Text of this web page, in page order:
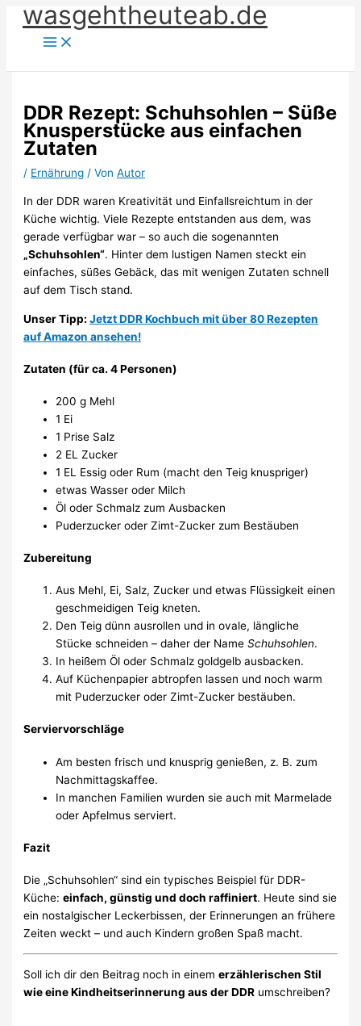
Zum
Inhalt
springen
wasgehtheuteab.de
DDR Rezept: Schuhsohlen – Süße
Knusperstücke aus einfachen
Zutaten
/ Ernährung / VonAutor
In der DDR waren Kreativität und Einfallsreichtum in der
Küche wichtig. Viele Rezepte entstanden aus dem, was
gerade verfügbar war – so auch die sogenannten
„Schuhsohlen“. Hinter dem lustigen Namen steckt ein
einfaches, süßes Gebäck, das mit wenigen Zutaten schnell
auf dem Tisch stand.
Unser Tipp:Jetzt DDR Kochbuch mit über 80 Rezepten
auf Amazon ansehen!
Zutaten (für ca. 4 Personen)
200 g Mehl
1 Ei
1 Prise Salz
2 EL Zucker
1 EL Essig oder Rum (macht den Teig knuspriger)
etwas Wasser oder Milch
Öl oder Schmalz zum Ausbacken
Puderzucker oder Zimt-Zucker zum Bestäuben
Zubereitung
Aus Mehl, Ei, Salz, Zucker und etwas Flüssigkeit einen
geschmeidigen Teig kneten.
Den Teig dünn ausrollen und in ovale, längliche
Stücke schneiden – daher der NameSchuhsohlen.
In heißem Öl oder Schmalz goldgelb ausbacken.
Auf Küchenpapier abtropfen lassen und noch warm
mit Puderzucker oder Zimt-Zucker bestäuben.
Serviervorschläge
Am besten frisch und knusprig genießen, z. B. zum
Nachmittagskaffee.
In manchen Familien wurden sie auch mit Marmelade
oder Apfelmus serviert.
Fazit
Die „Schuhsohlen“ sind ein typisches Beispiel für DDR-
Küche:einfach, günstig und doch raffiniert. Heute sind sie
ein nostalgischer Leckerbissen, der Erinnerungen an frühere
Zeiten weckt – und auch Kindern großen Spaß macht.
Soll ich dir den Beitrag noch in einemerzählerischen Stil
wie eine Kindheitserinnerung aus der DDR umschreiben?